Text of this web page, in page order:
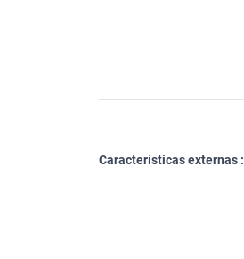
Características externas :